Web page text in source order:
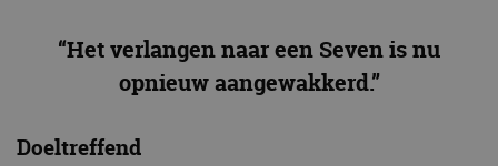
“Het verlangen naar een Seven is nu
opnieuw aangewakkerd.”
Doeltreffend